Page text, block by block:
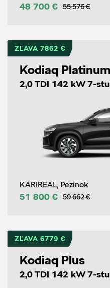
48 700 € 55 576 €
ZĽAVA 7862 €
Kodiaq Platinum
2,0 TDI 142 kW 7-
KARIREAL, Pezinok
51 800 € 59 662 €
ZĽAVA 6779 €
Kodiaq Plus
2,0 TDI 142 kW 7-